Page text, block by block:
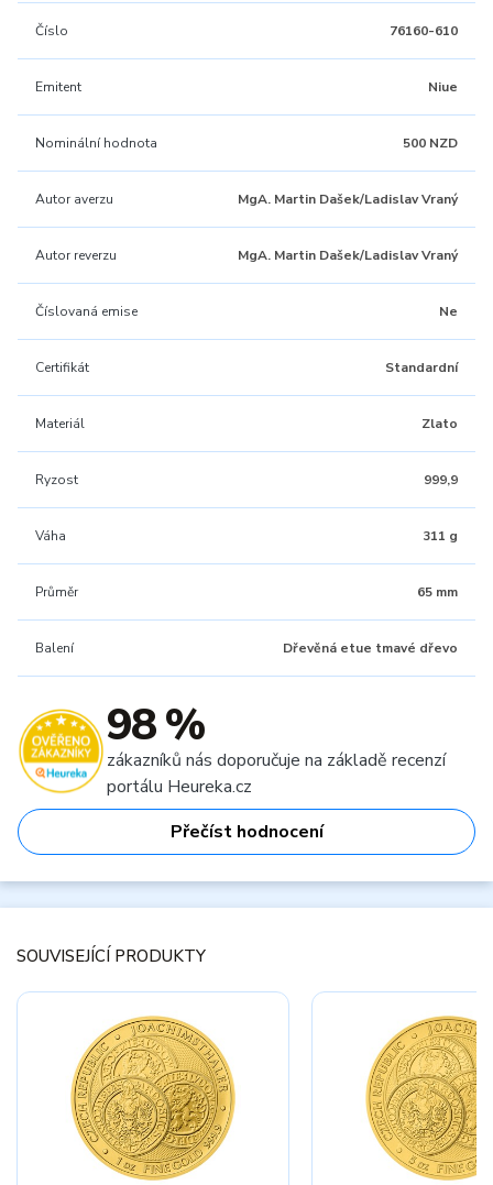
Číslo 76160-610
Emitent Niue
Nominální hodnota 500 NZD
Autor averzu MgA. Martin Dašek/Ladislav Vraný
Autor reverzu MgA. Martin Dašek/Ladislav Vraný
Číslovaná emise Ne
Certifikát Standardní
Materiál Zlato
Ryzost 999,9
Váha 311 g
Průměr 65 mm
Balení Dřevěná etue tmavé dřevo
98 %
zákazníků nás doporučuje na základě recenzí
portálu Heureka.cz
Přečíst hodnocení
SOUVISEJÍCÍ PRODUKTY